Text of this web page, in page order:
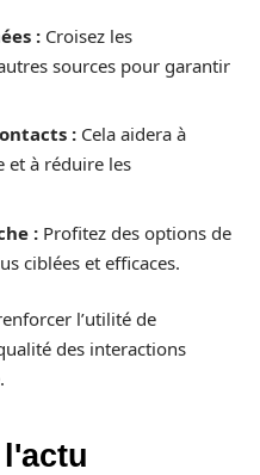
: Croisez les
sources pour garantir
: Cela aidera à
et à réduire les
: Profitez des options de
ciblées et efficaces.
l’utilité de
des interactions